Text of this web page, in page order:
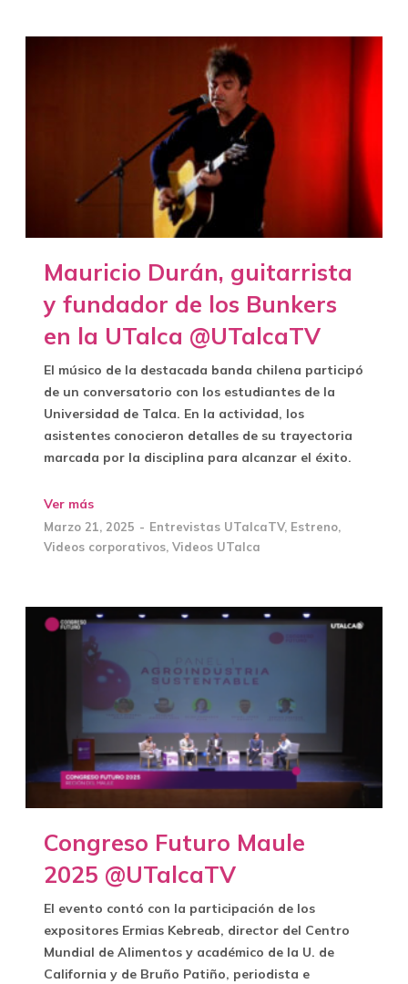
Mauricio Durán, guitarrista
y fundador de los Bunkers
en la UTalca @UTalcaTV
El músico de la destacada banda chilena participó
de un conversatorio con los estudiantes de la
Universidad de Talca. En la actividad, los
asistentes conocieron detalles de su trayectoria
marcada por la disciplina para alcanzar el éxito.
Ver más
Marzo 21, 2025 Entrevistas UTalcaTV, Estreno,
Videos corporativos, Videos UTalca
Congreso Futuro Maule
2025 @UTalcaTV
El evento contó con la participación de los
expositores Ermias Kebreab, director del Centro
Mundial de Alimentos y académico de la U. de
California y de Bruño Patiño, periodista e